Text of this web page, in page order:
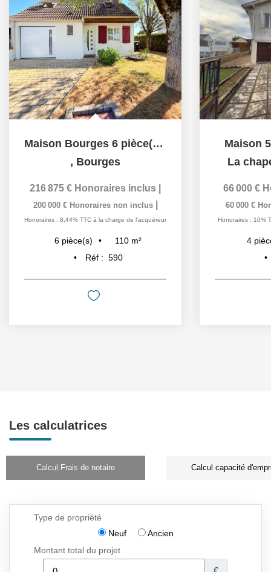
Maison Bourges 6 pièce(s) 110 m2
Bourges
216 875 € Honoraires inclus|
200 000 € Honoraires non inclus|
Honoraires : 8,44% TTC à la charge de l'acquéreur
pièce(s) 110
m²
Réf : 590
Maison 5
La
66 000 €
60 000 €
Honoraires : 10% TTC
pièce(s)
Les calculatrices
Calcul Frais de notaire Calcul capacité